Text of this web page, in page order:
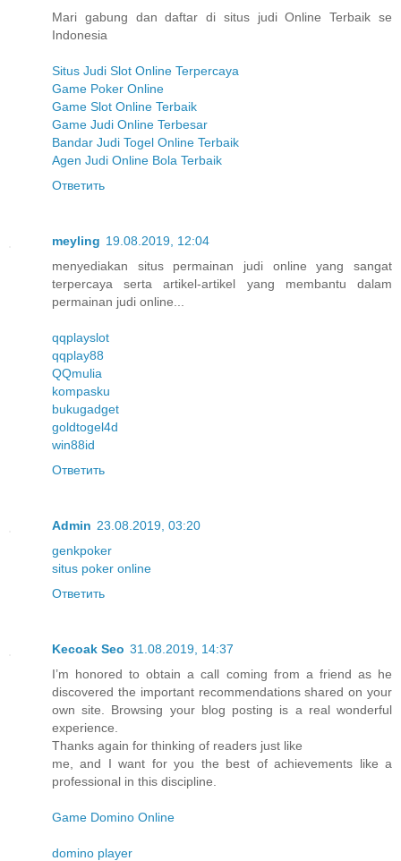
Mari gabung dan daftar di situs judi Online Terbaik se
Indonesia
Situs Judi Slot Online Terpercaya
Game Poker Online
Game Slot Online Terbaik
Game Judi Online Terbesar
Bandar Judi Togel Online Terbaik
Agen Judi Online Bola Terbaik
Ответить
meyling 19.08.2019, 12:04
menyediakan situs permainan judi online yang sangat
terpercaya serta artikel-artikel yang membantu dalam
permainan judi online...
qqplayslot
qqplay88
QQmulia
kompasku
bukugadget
goldtogel4d
win88id
Ответить
Admin 23.08.2019, 03:20
genkpoker
situs poker online
Ответить
Kecoak Seo 31.08.2019, 14:37
I’m honored to obtain a call coming from a friend as he
discovered the important recommendations shared on your
own site. Browsing your blog posting is a real wonderful
experience.
Thanks again for thinking of readers just like
me, and I want for you the best of achievements like a
professional in this discipline.
Game Domino Online
domino player